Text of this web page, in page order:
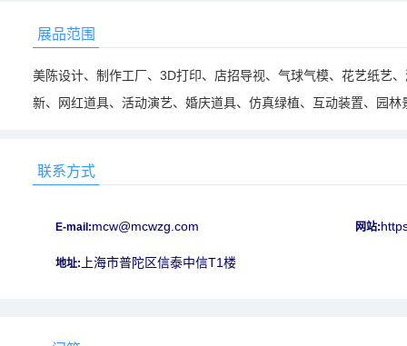
展品范围
美陈设计、制作工厂、3D打印、店招导视、气球气模、花艺纸艺
新、网红道具、活动演艺、婚庆道具、仿真绿植、互动装置、园林
联系方式
E-mail:mcw@mcwzg.com 网站:
地址: 上海市普陀区信泰中信T1楼